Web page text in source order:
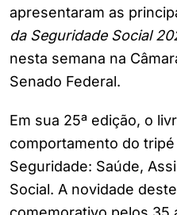
apresentaram as
da Seguridade Social
nesta semana na
Senado Federal.
Em sua 25ª edição, o
comportamento do
Seguridade: Saúde,
Social. A novidade